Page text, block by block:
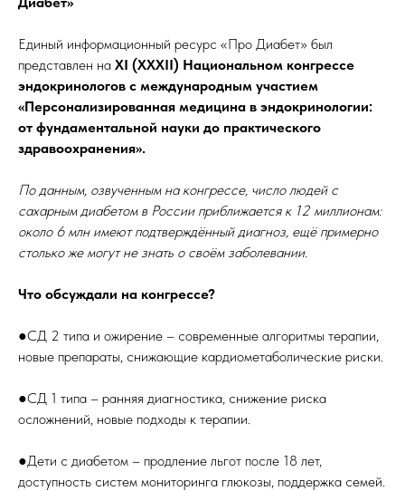
Единый информационный ресурс «Про Диабет» был
представлен на XI (XXXII) Национальном конгрессе
эндокринологов с международным участием
«Персонализированная медицина в эндокринологии:
от фундаментальной науки до практического
здравоохранения».
По данным, озвученным на конгрессе, число людей с
сахарным диабетом в России приближается к 12 миллионам:
около 6 млн имеют подтверждённый диагноз, ещё примерно
столько же могут не знать о своём заболевании.
Что обсуждали на конгрессе?
●СД 2 типа и ожирение – современные алгоритмы терапии,
новые препараты, снижающие кардиометаболические риски.
●СД 1 типа – ранняя диагностика, снижение риска
осложнений, новые подходы к терапии.
●Дети с диабетом – продление льгот после 18 лет,
доступность систем мониторинга глюкозы, поддержка семей.